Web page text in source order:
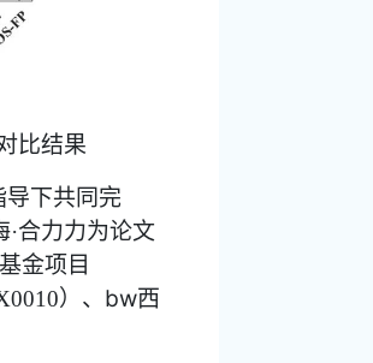
比结果
下共同完
·合力力为论文
金项目
）、bw西